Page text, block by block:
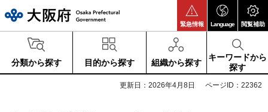
緊急情報 Language 閲覧補助
分類から探す 目的から探す 組織から探す
キーワードから
探す
更新日：2026年4月8日 ページID：22362